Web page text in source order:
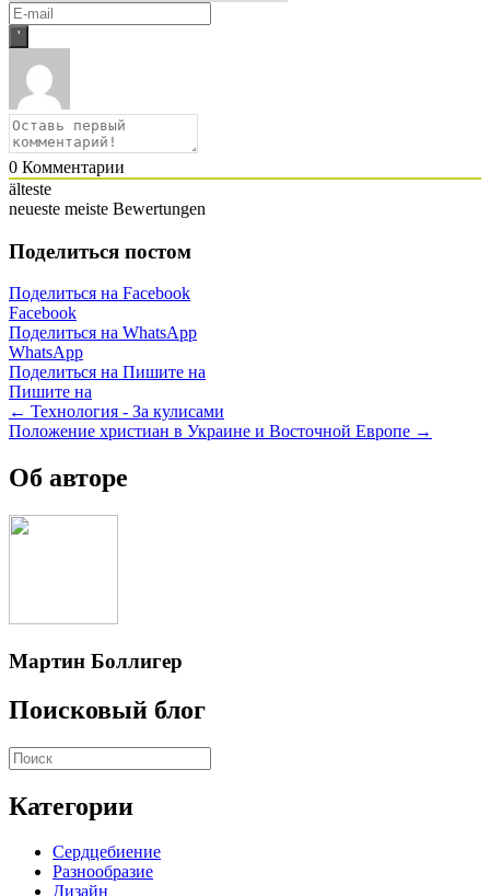
0 Комментарии
älteste
neueste meiste Bewertungen
Поделиться постом
Поделиться на Facebook
Facebook
Поделиться на WhatsApp
WhatsApp
Поделиться на Пишите на
Пишите на
Posts
navigation
← Технология - За кулисами
Положение христиан в Украине и Восточной Европе →
Об авторе
Мартин Боллигер
Поисковый блог
Категории
Сердцебиение
Разнообразие
Дизайн